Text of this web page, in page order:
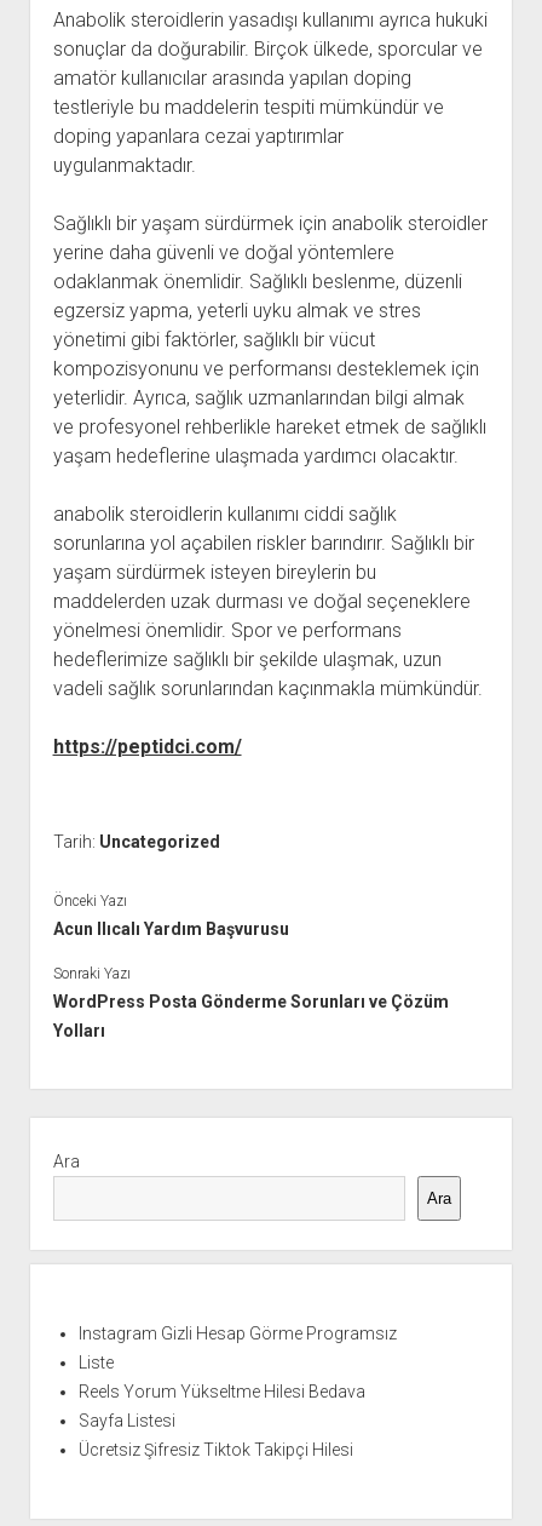
Anabolik steroidlerin yasadışı kullanımı ayrıca hukuki
sonuçlar da doğurabilir. Birçok ülkede, sporcular ve
amatör kullanıcılar arasında yapılan doping
testleriyle bu maddelerin tespiti mümkündür ve
doping yapanlara cezai yaptırımlar
uygulanmaktadır.
Sağlıklı bir yaşam sürdürmek için anabolik steroidler
yerine daha güvenli ve doğal yöntemlere
odaklanmak önemlidir. Sağlıklı beslenme, düzenli
egzersiz yapma, yeterli uyku almak ve stres
yönetimi gibi faktörler, sağlıklı bir vücut
kompozisyonunu ve performansı desteklemek için
yeterlidir. Ayrıca, sağlık uzmanlarından bilgi almak
ve profesyonel rehberlikle hareket etmek de sağlıklı
yaşam hedeflerine ulaşmada yardımcı olacaktır.
anabolik steroidlerin kullanımı ciddi sağlık
sorunlarına yol açabilen riskler barındırır. Sağlıklı bir
yaşam sürdürmek isteyen bireylerin bu
maddelerden uzak durması ve doğal seçeneklere
yönelmesi önemlidir. Spor ve performans
hedeflerimize sağlıklı bir şekilde ulaşmak, uzun
vadeli sağlık sorunlarından kaçınmakla mümkündür.
https://peptidci.com/
Tarih: Uncategorized
Önceki Yazı
Acun Ilıcalı Yardım Başvurusu
Sonraki Yazı
WordPress Posta Gönderme Sorunları ve Çözüm
Yolları
Menü
Ara
Ara
Instagram Gizli Hesap Görme Programsız
Liste
Reels Yorum Yükseltme Hilesi Bedava
Sayfa Listesi
Ücretsiz Şifresiz Tiktok Takipçi Hilesi